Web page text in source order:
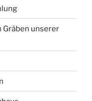
Gräben unserer